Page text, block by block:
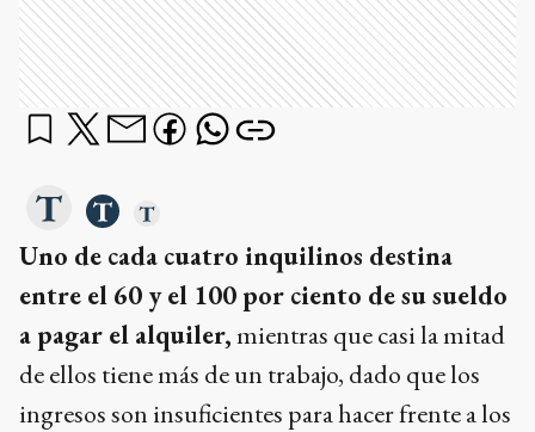
Uno de cada cuatro inquilinos destina
entre el 60 y el 100 por ciento de su sueldo
a pagar el alquiler,mientras que casi la mitad
de ellos tiene más de un trabajo, dado que los
ingresos son insuficientes para hacer frente a los